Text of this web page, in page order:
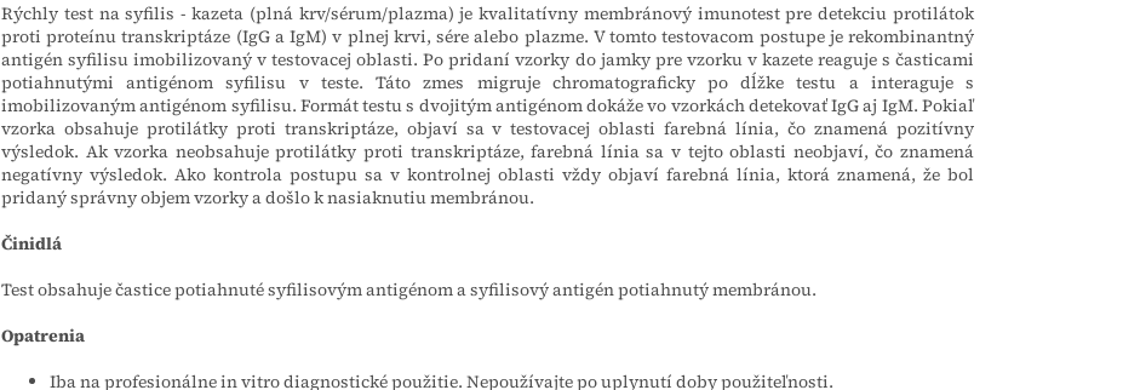
Rýchly test na syfilis - kazeta (plná krv/sérum/plazma) je kvalitatívny membránový imunotest pre detekciu protilátok
proti proteínu transkriptáze (IgG a IgM) v plnej krvi, sére alebo plazme. V tomto testovacom postupe je rekombinantný
antigén syfilisu imobilizovaný v testovacej oblasti. Po pridaní vzorky do jamky pre vzorku v kazete reaguje s časticami
potiahnutými antigénom syfilisu v teste. Táto zmes migruje chromatograficky po dĺžke testu a interaguje s
imobilizovaným antigénom syfilisu. Formát testu s dvojitým antigénom dokáže vo vzorkách detekovať IgG aj IgM. Pokiaľ
vzorka obsahuje protilátky proti transkriptáze, objaví sa v testovacej oblasti farebná línia, čo znamená pozitívny
výsledok. Ak vzorka neobsahuje protilátky proti transkriptáze, farebná línia sa v tejto oblasti neobjaví, čo znamená
negatívny výsledok. Ako kontrola postupu sa v kontrolnej oblasti vždy objaví farebná línia, ktorá znamená, že bol
pridaný správny objem vzorky a došlo k nasiaknutiu membránou.
Činidlá
Test obsahuje častice potiahnuté syfilisovým antigénom a syfilisový antigén potiahnutý membránou.
Opatrenia
Iba na profesionálne in vitro diagnostické použitie. Nepoužívajte po uplynutí doby použiteľnosti.